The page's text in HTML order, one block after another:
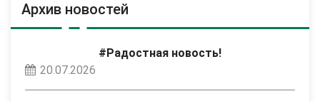
Архив новостей
#Радостная новость!
20.07.2026